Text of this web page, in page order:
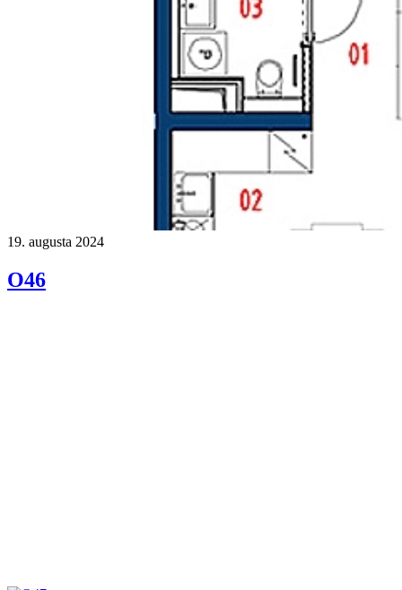
19. augusta 2024
O46